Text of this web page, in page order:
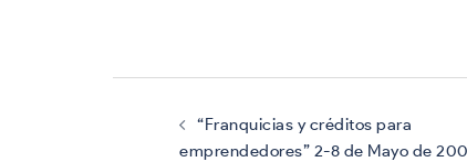
Navegación
entradas“Franquicias y créditos para
emprendedores” 2-8 de Mayo de